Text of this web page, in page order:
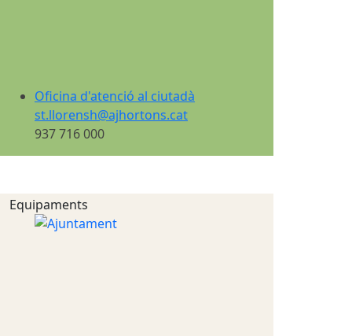
Oficina d'atenció al ciutadà
st.llorensh@ajhortons.cat
937 716 000
Equipaments